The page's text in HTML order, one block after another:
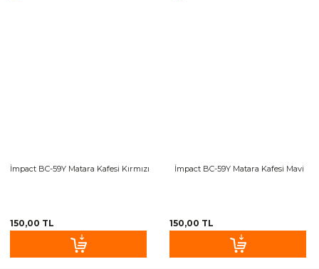
İmpact BC-59Y Matara Kafesi Kırmızı
150,00 TL
İmpact BC-59Y Matara Kafesi Mavi
150,00 TL